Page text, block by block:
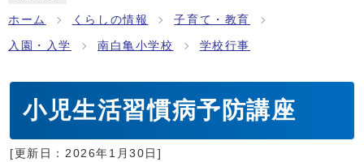
ホーム くらしの情報 子育て・教育
入園・入学 南白亀小学校 学校行事
小児生活習慣病予防講座
[更新日： 2026年1月30日 ]